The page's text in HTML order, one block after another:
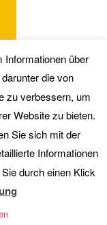
Informationen über
die von
zu verbessern, um
Website zu bieten.
Sie sich mit der
Informationen
durch einen Klick